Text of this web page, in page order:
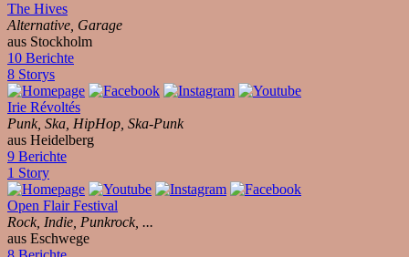
The Hives
Alternative, Garage
aus Stockholm
10 Berichte
8 Storys
Irie Révoltés
Punk, Ska, HipHop, Ska-Punk
aus Heidelberg
9 Berichte
1 Story
Open Flair Festival
Rock, Indie, Punkrock, ...
aus Eschwege